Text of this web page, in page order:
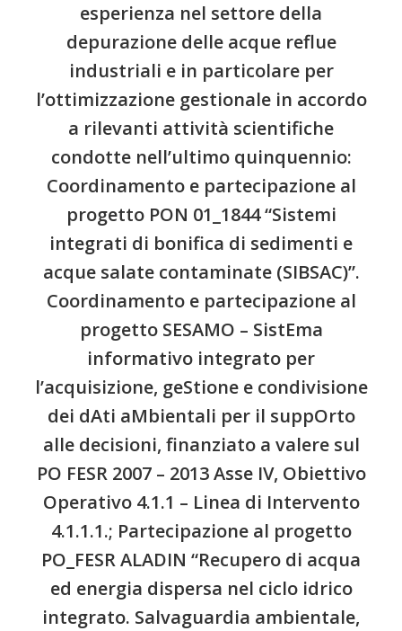
esperienza nel settore della
depurazione delle acque reflue
industriali e in particolare per
l’ottimizzazione gestionale in accordo
a rilevanti attività scientifiche
condotte nell’ultimo quinquennio:
Coordinamento e partecipazione al
progetto PON 01_1844 “Sistemi
integrati di bonifica di sedimenti e
acque salate contaminate (SIBSAC)”.
Coordinamento e partecipazione al
progetto SESAMO – SistEma
informativo integrato per
l’acquisizione, geStione e condivisione
dei dAti aMbientali per il suppOrto
alle decisioni, finanziato a valere sul
PO FESR 2007 – 2013 Asse IV, Obiettivo
Operativo 4.1.1 – Linea di Intervento
4.1.1.1.; Partecipazione al progetto
PO_FESR ALADIN “Recupero di acqua
ed energia dispersa nel ciclo idrico
integrato. Salvaguardia ambientale,